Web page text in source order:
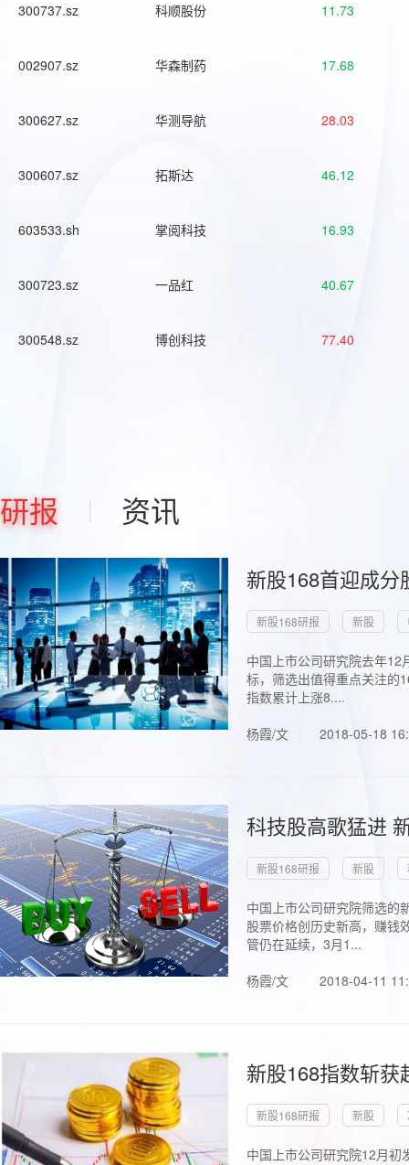
300737.sz 科顺股份 11.73
002907.sz 华森制药 17.68
300627.sz 华测导航 28.03
300607.sz 拓斯达 46.12
603533.sh 掌阅科技 16.93
300723.sz 一品红 40.67
300548.sz 博创科技 77.40
研报 资讯
新股168首迎成
新股168研报 新股
中国上市公司研究院去年
标，筛选出值得重点关注的
指数累计上涨8....
杨霞/文
2018-05-18
科技股高歌猛进
新股168研报 新股
中国上市公司研究院筛选的
股票价格创历史新高，赚钱
管仍在延续，3月1...
杨霞/文
2018-04-11
新股168指数斩
新股168研报 新股
中国上市公司研究院12月初